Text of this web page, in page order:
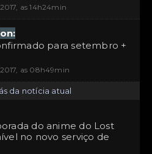
as 14h24min
para setembro +
as 08h49min
da notícia atual
do anime do Lost
no novo serviço de